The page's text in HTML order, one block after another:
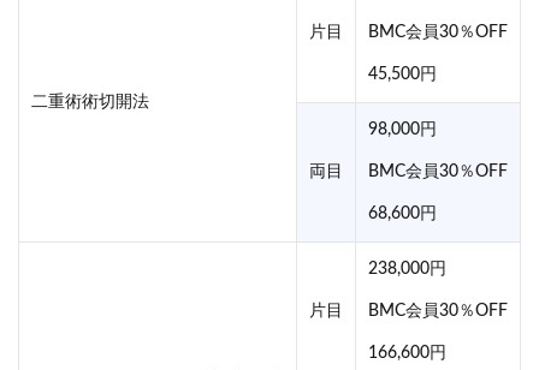
二重術術切開法
片目 BMC会員30％OFF
45,500円
両目
98,000円
BMC会員30％OFF
68,600円
片目
238,000円
BMC会員30％OFF
166,600円